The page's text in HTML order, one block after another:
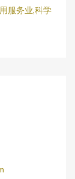
服务业,科学